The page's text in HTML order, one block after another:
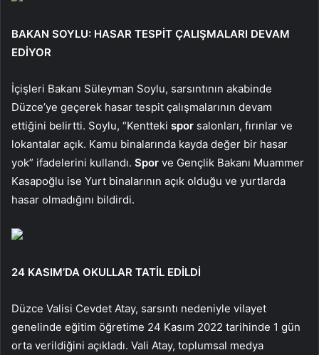
BAKAN SOYLU: HASAR TESPİT ÇALIŞMALARI DEVAM
EDİYOR
İçişleri Bakanı Süleyman Soylu, sarsıntının akabinde
Düzce’ye geçerek hasar tespit çalışmalarının devam
ettiğini belirtti. Soylu, “Kentteki spor salonları, fırınlar ve
lokantalar açık. Kamu binalarında kayda değer bir hasar
yok” ifadelerini kullandı. Spor ve Gençlik Bakanı Muammer
Kasapoğlu ise Yurt binalarının açık olduğu ve yurtlarda
hasar olmadığını bildirdi.
24 KASIM’DA OKULLAR TATİL EDİLDİ
Düzce Valisi Cevdet Atay, sarsıntı nedeniyle vilayet
genelinde eğitim öğretime 24 Kasım 2022 tarihinde 1 gün
orta verildiğini açıkladı. Vali Atay, toplumsal medya